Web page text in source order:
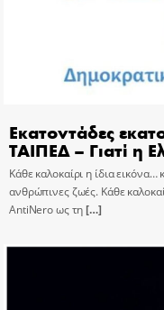
Εκατοντάδες
ΤΑΙΠΕΔ – Γιατί η
Κάθε καλοκαίρι η ίδια
ανθρώπινες ζωές. Κάθε
AntiNero ως τη[…]